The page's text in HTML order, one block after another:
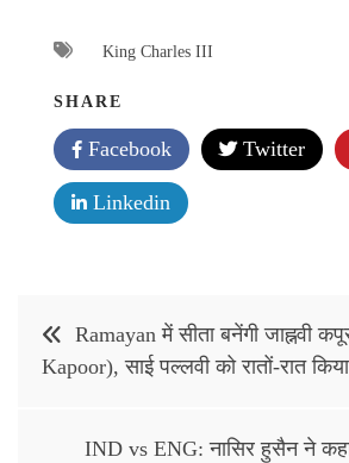
King Charles III
SHARE
Facebook Twitter
Linkedin
Post
navigation
Ramayan में सीता बनेंगी जाह्नवी
Kapoor), साई पल्लवी को रातों-रात
IND vs ENG: नासिर हुसैन ने